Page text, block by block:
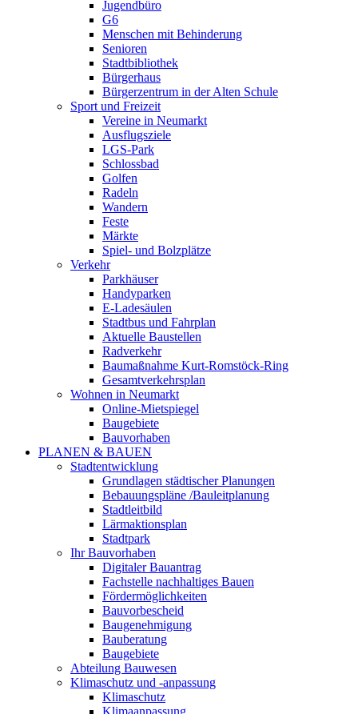
Jugendbüro
G6
Menschen mit Behinderung
Senioren
Stadtbibliothek
Bürgerhaus
Bürgerzentrum in der Alten Schule
Sport und Freizeit
Vereine in Neumarkt
Ausflugsziele
LGS-Park
Schlossbad
Golfen
Radeln
Wandern
Feste
Märkte
Spiel- und Bolzplätze
Verkehr
Parkhäuser
Handyparken
E-Ladesäulen
Stadtbus und Fahrplan
Aktuelle Baustellen
Radverkehr
Baumaßnahme Kurt-Romstöck-Ring
Gesamtverkehrsplan
Wohnen in Neumarkt
Online-Mietspiegel
Baugebiete
Bauvorhaben
PLANEN & BAUEN
Stadtentwicklung
Grundlagen städtischer Planungen
Bebauungspläne /Bauleitplanung
Stadtleitbild
Lärmaktionsplan
Stadtpark
Ihr Bauvorhaben
Digitaler Bauantrag
Fachstelle nachhaltiges Bauen
Fördermöglichkeiten
Bauvorbescheid
Baugenehmigung
Bauberatung
Baugebiete
Abteilung Bauwesen
Klimaschutz und -anpassung
Klimaschutz
Klimaanpassung